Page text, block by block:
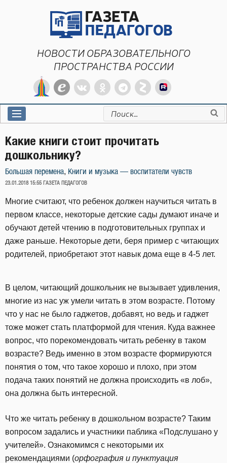
НОВОСТИ ОБРАЗОВАТЕЛЬНОГО
ПРОСТРАНСТВА РОССИИ
Искать:
Какие книги стоит прочитать
дошкольнику?
Большая перемена, Книги и музыка — воспитатели чувств
ОПУБЛИКОВАНО
23.01.2018 15:55 ГАЗЕТА ПЕДАГОГОВ
Многие считают, что ребенок должен научиться читать в
первом классе, некоторые детские сады думают иначе и
обучают детей чтению в подготовительных группах и
даже раньше. Некоторые дети, беря пример с читающих
родителей, приобретают этот навык дома еще в 4-5 лет.
В целом, читающий дошкольник не вызывает удивления,
многие из нас уж умели читать в этом возрасте. Потому
что у нас не было гаджетов, добавят, но ведь и гаджет
тоже может стать платформой для чтения. Куда важнее
вопрос, что порекомендовать читать ребенку в таком
возрасте? Ведь именно в этом возрасте формируются
понятия о том, что такое хорошо и плохо, при этом
подача таких понятий не должна происходить «в лоб»,
она должна быть интересной.
Что же читать ребенку в дошкольном возрасте? Таким
вопросом задались и участники паблика «Подслушано у
учителей». Ознакомимся с некоторыми их
рекомендациями (орфография и пунктуация